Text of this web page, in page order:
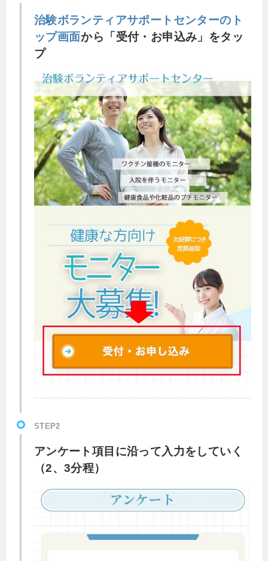
治験ボランティアサポートセンターのト
ップ画面から「受付・お申込み」をタッ
プ
STEP2
アンケート項目に沿って入力をしていく
（2、3分程）